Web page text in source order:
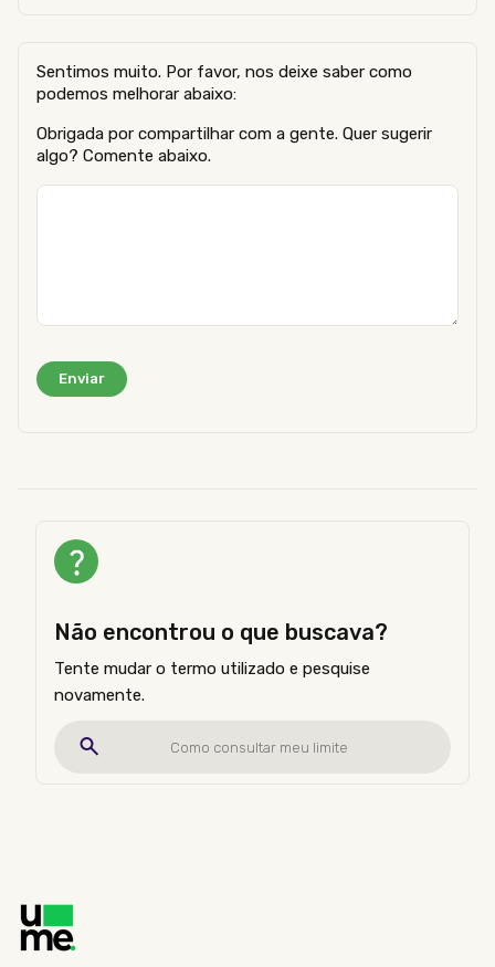
Sentimos muito. Por favor, nos deixe saber como
podemos melhorar abaixo:
Obrigada por compartilhar com a gente. Quer sugerir
algo? Comente abaixo.
Não encontrou o que buscava?
Tente mudar o termo utilizado e pesquise
novamente.